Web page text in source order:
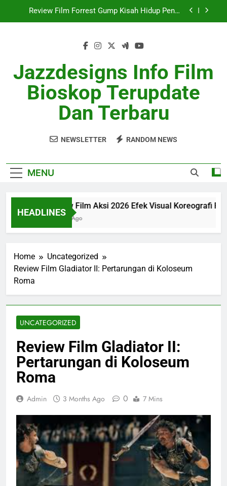
Review Film SciFi Modern Dengan Cerita Masa
Realistis
Review Film Forrest Gump Kisah Hidup Penuh
Makna
Review Film SciFi Modern Dengan Cerita Masa
Depan
Ulasan Film Indie 2026 Sukses Curi Perhatian
Jazzdesigns Info Film
Bioskop Terupdate
Dan Terbaru
NEWSLETTER RANDOM NEWS
MENU
HEADLINES
Review Film Aksi 2026 Efek Visual Koreografi
1 Month Ago
Home
Uncategorized
Review Film Gladiator II: Pertarungan di Koloseum
Roma
UNCATEGORIZED
Review Film Gladiator II:
Pertarungan di Koloseum
Roma
Admin 3 Months Ago 0 7 Mins